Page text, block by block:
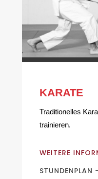
KARATE
Traditionelles
trainieren.
WEITERE
STUNDENPLAN